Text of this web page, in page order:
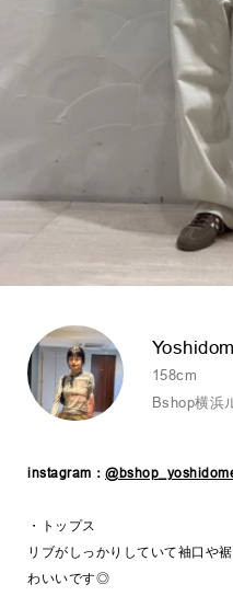
158cm
Bshop横浜
instagram：
・トップス
リブがしっかりしていて袖口や
わいいです◎